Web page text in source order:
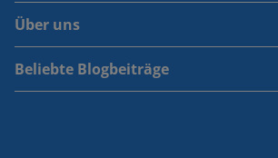
Über uns
Beliebte Blogbeiträge